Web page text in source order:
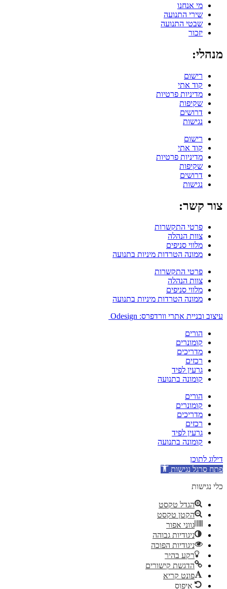
מי אנחנו
שירי התנועה
שבטי התנועה
יזכור
מנהלי:
רישום
קוד אתי
מדיניות פרטיות
שקיפות
דרושים
נגישות
רישום
קוד אתי
מדיניות פרטיות
שקיפות
דרושים
נגישות
צור קשר:
פרטי התקשרות
צוות הנהלה
מלווי סניפים
ממונה הטרדות מיניות בתנועה
פרטי התקשרות
צוות הנהלה
מלווי סניפים
ממונה הטרדות מיניות בתנועה
עיצוב ובניית אתרי וורדפרס: Odesign
הורים
קומונרים
מדריכים
רכזים
גרעין לפיד
קומונה בתנועה
הורים
קומונרים
מדריכים
רכזים
גרעין לפיד
קומונה בתנועה
דילוג לתוכן
פתח סרגל נגישות
כלי נגישות
הגדל טקסט
הקטן טקסט
גווני אפור
ניגודיות גבוהה
ניגודיות הפוכה
רקע בהיר
הדגשת קישורים
פונט קריא
איפוס